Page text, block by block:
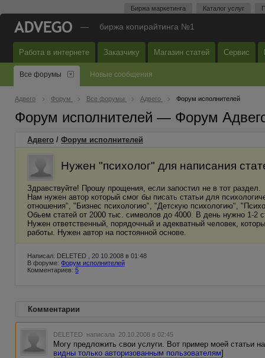
Биржа маркетинга Каталог услуг
— биржа копирайтинга №1
Работа в интернете Заказчику Магазин статей Сервис
Все форумы Новые сообщения
Адвего Форум Все форумы Адвего Форум исполнителей
Форум исполнителей — Форум
Адвего / Форум исполнителей
Нужен "психолог" для написания
Здравствуйте! Прошу прощения, если запостил не в тот раздел.
Нам нужен автор который смог бы писать статьи для
отношения", "Бизнес психологию", "Детскую психологию",
Обьем статей от 2000 тыс. символов до 4000. В день нужно 1-2
Нужен ответственный, порядочный и адекватный человек,
работы. Нужен автор на постоянной основе.
Написал: DELETED , 20.10.2008 в 01:48
В форуме: Форум исполнителей
Комментариев: 5
Комментарии
DELETED написала 20.10.2008 в 02:45
Могу предложить свои услуги. Вот пример моей статьи
видны только авторизованным пользователям]